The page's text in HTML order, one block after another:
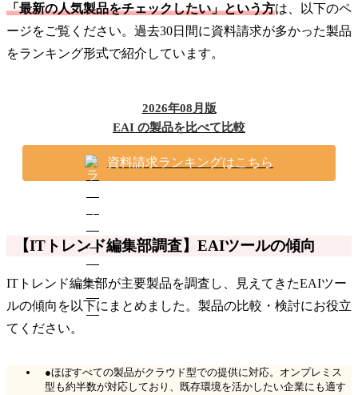
「最新の人気製品をチェックしたい」という方は、以下のペ
ージをご覧ください。過去30日間に資料請求が多かった製品
をランキング形式で紹介しています。
2026年08月版
EAI の製品を比べて比較
資料請求ランキングはこちら
【ITトレンド編集部調査】EAIツールの傾向
ITトレンド編集部が主要製品を調査し、見えてきたEAIツー
ルの傾向を以下にまとめました。製品の比較・検討にお役立
てください。
●ほぼすべての製品がクラウド型での提供に対応。オンプレミス
型も約半数が対応しており、既存環境を活かしたい企業にも適す